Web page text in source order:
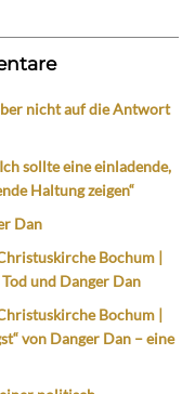
nicht auf die Antwort
sollte eine einladende,
Haltung zeigen“
Dan
Bochum |
und Danger Dan
Bochum |
von Danger Dan – eine